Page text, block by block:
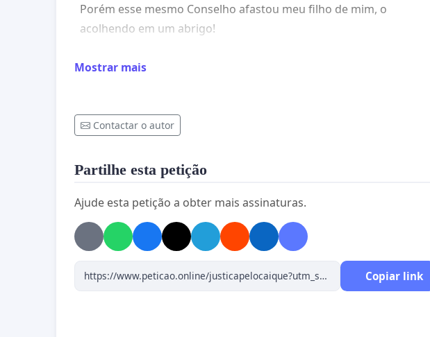
Porém esse mesmo Conselho afastou meu filho de mim, o
acolhendo em um abrigo!
houve investigação. Fomos acusados de maus tratos e
Eu AMAMENTO, meu leite está secando!
Meu bebê precisa de mim, eu preciso do meu bebê!
Me ajudem nessa luta, nessa injustiça!
Caique fora do abrigo, de volta pra casa!
Mostrar mais
Contactar o autor
Partilhe esta petição
Ajude esta petição a obter mais assinaturas.
Copiar link